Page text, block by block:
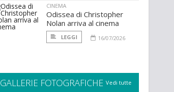
CINEMA
Odissea di Christopher
Nolan arriva al cinema
LEGGI 16/07/2026
GALLERIE FOTOGRAFICHE Vedi tutte